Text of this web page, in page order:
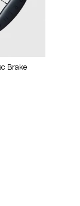
Brake